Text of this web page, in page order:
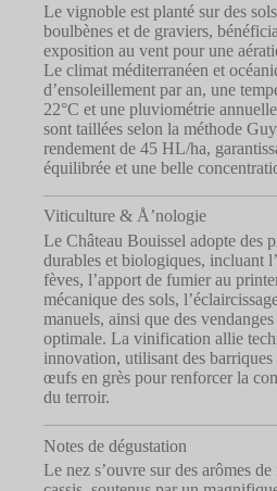
Le vignoble est planté sur des
boulbènes et de graviers,
exposition au vent pour une
Le climat méditerranéen et
d’ensoleillement par an, une
22°C et une pluviométrie
sont taillées selon la méthode
rendement de 45 HL/ha,
équilibrée et une belle
Viticulture & Å’nologie
Le Château Bouissel adopte des
durables et biologiques, incluant
fèves, l’apport de fumier au
mécanique des sols,
manuels, ainsi que des
optimale. La vinification allie
innovation, utilisant des barriques
œufs en grès pour renforcer la
du terroir.
Notes de dégustation
Le nez s’ouvre sur des arômes